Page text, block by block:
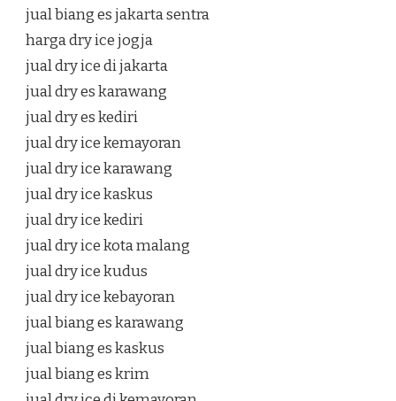
jual biang es jakarta sentra
harga dry ice jogja
jual dry ice di jakarta
jual dry es karawang
jual dry es kediri
jual dry ice kemayoran
jual dry ice karawang
jual dry ice kaskus
jual dry ice kediri
jual dry ice kota malang
jual dry ice kudus
jual dry ice kebayoran
jual biang es karawang
jual biang es kaskus
jual biang es krim